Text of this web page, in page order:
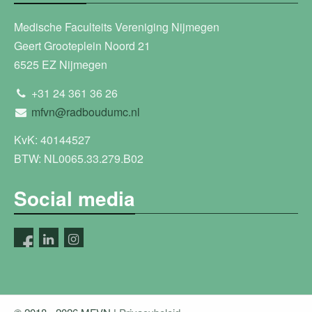
Medische Faculteits Vereniging Nijmegen
Geert Grooteplein Noord 21
6525 EZ Nijmegen
+31 24 361 36 26
mfvn@radboudumc.nl
KvK: 40144527
BTW: NL0065.33.279.B02
Social media